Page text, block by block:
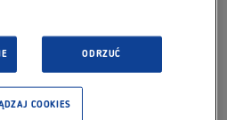
programu ADAMED
uwagę na potrzebę
intelektualnej poprzez
o zainaugurowanym
ODRZUĆ
COOKIES